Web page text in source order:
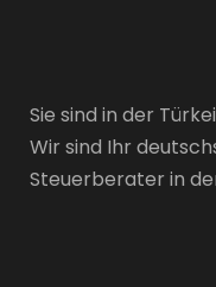
Sie sind in der
Wir sind Ihr
Steuerberater in